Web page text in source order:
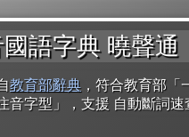
語字典 曉聲通
教育部辭典 ，符合教育部
音字型」，支援 自動斷詞